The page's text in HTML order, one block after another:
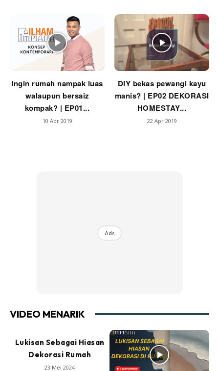
Tip Impiana
Tip Laman
Hub Ideaktiv
Ingin rumah nampak luas
walaupun bersaiz
kompak? | EP01...
10 Apr 2019
DIY bekas pewangi kayu
manis? | EP02 DEKORASI
HOMESTAY...
22 Apr 2019
Ads
VIDEO MENARIK
Lukisan Sebagai Hiasan
Dekorasi Rumah
23 Mei 2024